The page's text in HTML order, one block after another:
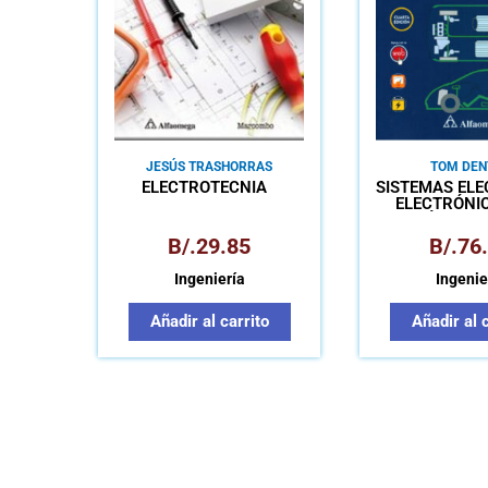
JESÚS TRASHORRAS
MONTECELOS
ELECTROTECNIA
B/.29.85
Ingeniería
Añadir al carrito
TOM
SISTEMAS
B/.
Añadir al